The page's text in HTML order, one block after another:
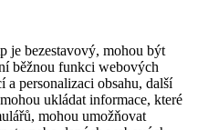
je bezestavový, mohou být
běžnou funkci webových
a personalizaci obsahu, další
ukládat informace, které
mohou umožňovat